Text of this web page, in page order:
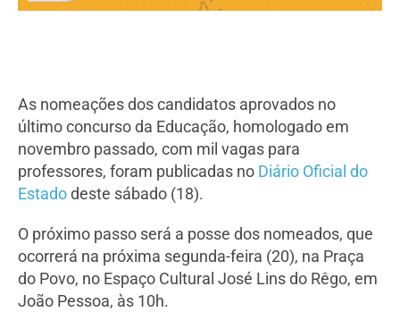
As nomeações dos candidatos aprovados no
último concurso da Educação, homologado em
novembro passado, com mil vagas para
professores, foram publicadas no Diário Oficial do
Estadodeste sábado (18).
O próximo passo será a posse dos nomeados, que
ocorrerá na próxima segunda-feira (20), na Praça
do Povo, no Espaço Cultural José Lins do Rêgo, em
João Pessoa, às 10h.